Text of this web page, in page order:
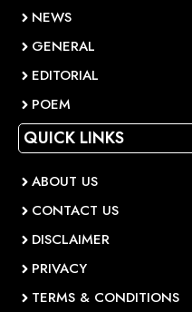
NEWS
GENERAL
EDITORIAL
POEM
QUICK LINKS
ABOUT US
CONTACT US
DISCLAIMER
PRIVACY
TERMS & CONDITIONS